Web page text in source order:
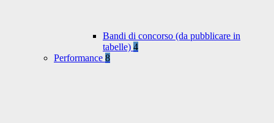
Bandi di concorso (da pubblicare in
tabelle) 4
Performance 8